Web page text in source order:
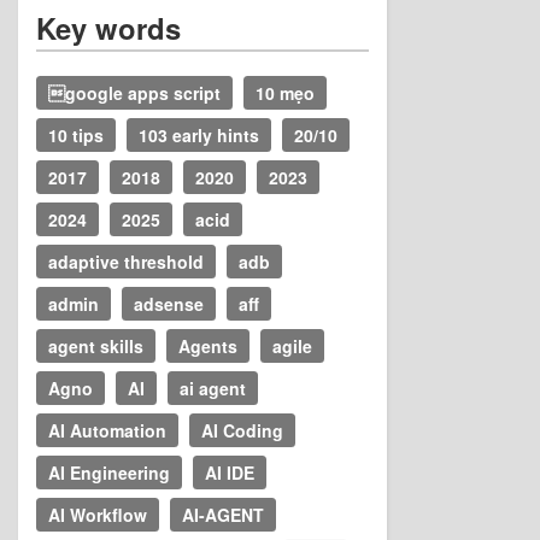
nghiệm tuyệt vời.
, 22 January 2021
Báo cáo nghiên cứu quý 3 năm
2020
, 30 October 2020
Key words
google apps script
10 mẹo
10 tips
103 early hints
2017
2018 2020
2023
2024
2025
acid
adaptive threshold
adb
admin
adsense
aff
agent skills
Agents
agile